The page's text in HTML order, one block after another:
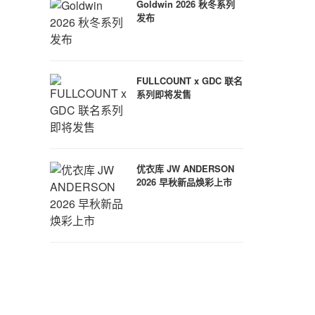
Goldwin 2026 秋冬系列
发布
FULLCOUNT x GDC 联名
系列即将发售
优衣库 JW ANDERSON
2026 早秋新品焕彩上市